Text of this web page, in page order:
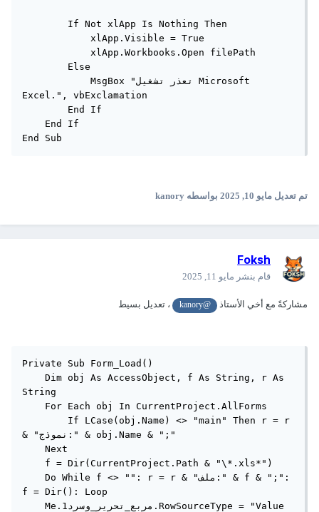
        If Not xlApp Is Nothing Then
            xlApp.Visible = True
            xlApp.Workbooks.Open filePath
        Else
            MsgBox "تعذر تشغيل Microsoft
Excel.", vbExclamation
        End If
    End If
تم تعديل مايو 10, 2025 بواسطه kanory
Foksh
قام بنشر مايو 11, 2025
مشاركةً مع أخي الأستاذ @kanory ، تعديل بسيط
Private Sub Form_Load()
    Dim obj As AccessObject, f As String, r As
String
    For Each obj In CurrentProject.AllForms
        If LCase(obj.Name) <> "main" Then r = r
& "نموذج:" & obj.Name & ";"
    Next
    f = Dir(CurrentProject.Path & "\*.xls*")
    Do While f <> "": r = r & "ملف:" & f & ";":
f = Dir(): Loop
    Me.مربع_تحرير_وسرد1.RowSourceType = "Value